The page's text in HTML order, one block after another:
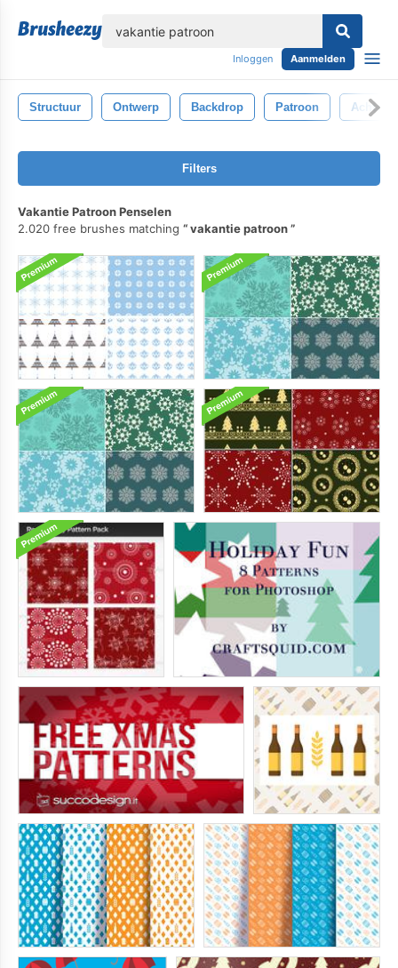
Inloggen Aanmelden
Structuur Ontwerp Backdrop Patroon
Filters
Vakantie Patroon Penselen
2.020 free brushes matching
vakantie patroon